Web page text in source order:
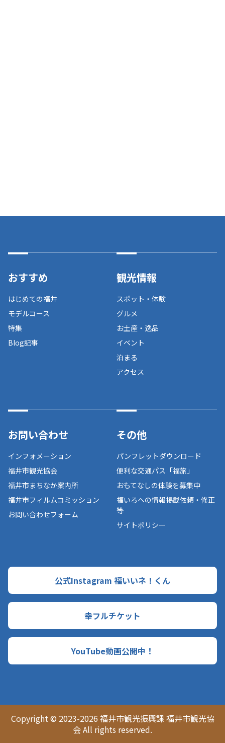
おすすめ
はじめての福井
モデルコース
特集
Blog記事
観光情報
スポット・体験
グルメ
お土産・逸品
イベント
泊まる
アクセス
お問い合わせ
インフォメーション
福井市観光協会
福井市まちなか案内所
福井市フィルムコミッション
お問い合わせフォーム
その他
パンフレットダウンロード
便利な交通パス「福旅」
おもてなしの体験を募集中
福いろへの情報掲載依頼・修正
等
サイトポリシー
公式Instagram 福いいネ！くん
幸フルチケット
YouTube動画公開中！
Copyright © 2023-2026 福井市観光振興課 福井市観光協
会 All rights reserved.